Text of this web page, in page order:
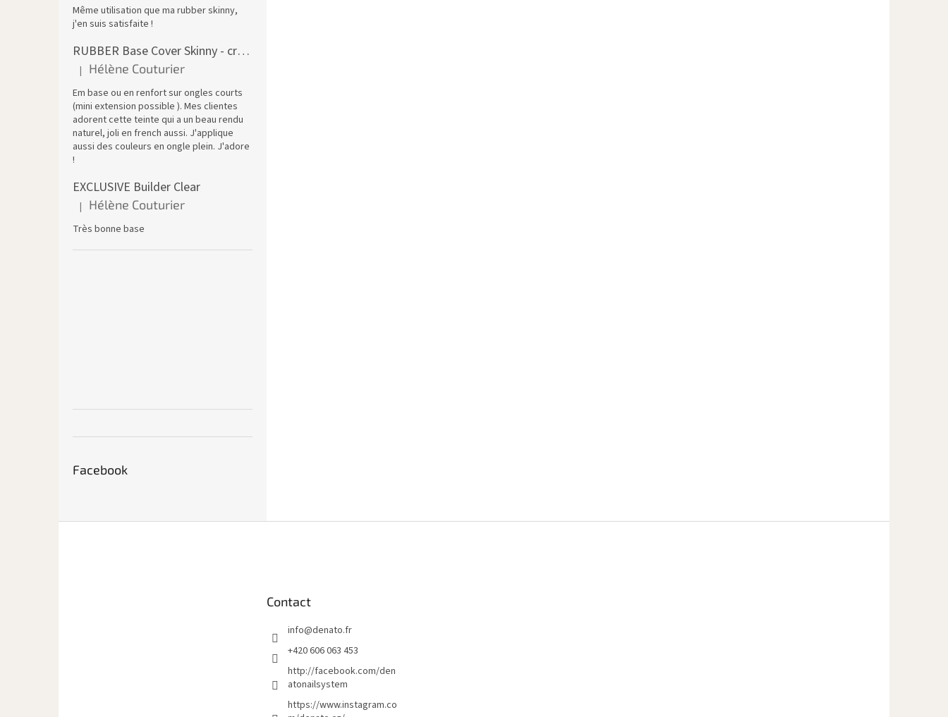
Même utilisation que ma rubber skinny,
j'en suis satisfaite !
RUBBER Base Cover Skinny - creuset 30 g
L'évaluation du produit est de 5 sur 5 étoiles.
| Hélène Couturier
Em base ou en renfort sur ongles courts
(mini extension possible ). Mes clientes
adorent cette teinte qui a un beau rendu
naturel, joli en french aussi. J'applique
aussi des couleurs en ongle plein. J'adore
!
EXCLUSIVE Builder Clear
L'évaluation du produit est de 5 sur 5 étoiles.
| Hélène Couturier
Très bonne base
Facebook
Contact
info@denato.fr
+420 606 063 453
http://facebook.com/den
atonailsystem
https://www.instagram.co